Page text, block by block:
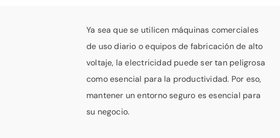
Ya sea que se utilicen máquinas comerciales
de uso diario o equipos de fabricación de alto
voltaje, la electricidad puede ser tan peligrosa
como esencial para la productividad. Por eso,
mantener un entorno seguro es esencial para
su negocio.